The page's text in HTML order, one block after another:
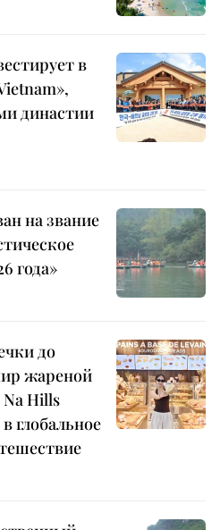
в
династии
на звание
года»
до
жареной
Hills
глобальное